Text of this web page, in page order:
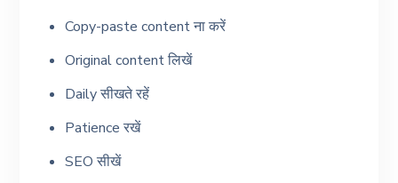
Copy-paste content ना करें
Original content लिखें
Daily सीखते रहें
Patience रखें
SEO सीखें